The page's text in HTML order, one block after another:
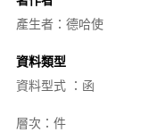
產生者：德哈使
資料類型
資料型式 ：函
層次：件